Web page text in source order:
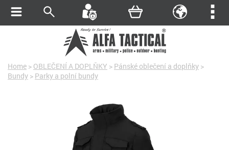
Home > OBLEČENÍ A DOPLŇKY > Pánské oblečení a doplňky >
Bundy > Parky a polní bundy